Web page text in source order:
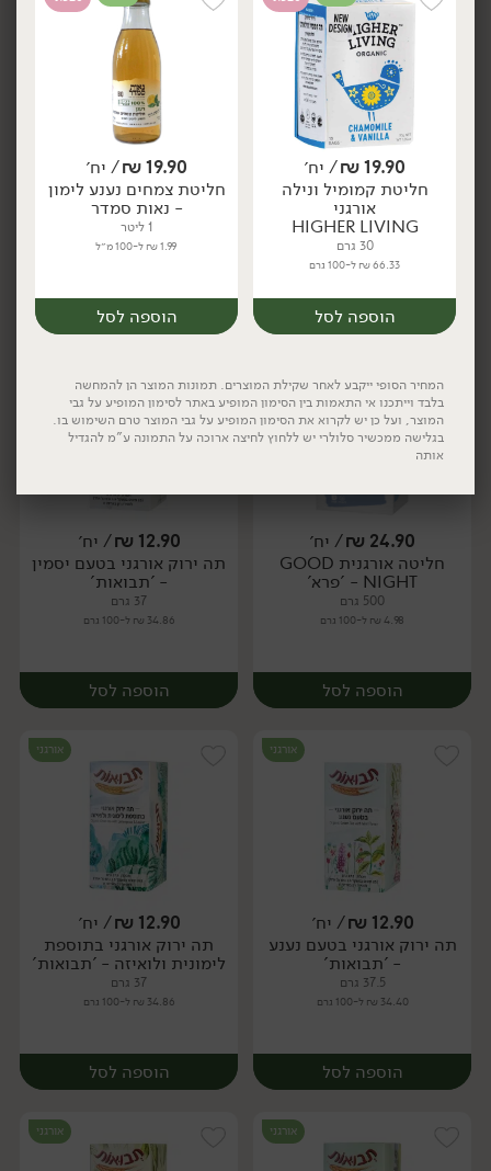
יח׳ יח׳
26.90
₪/ יח׳
תה ירוק אורגני מליסה ויוזו
- 'פרא'
500 גרם
הוספה לסל
יח׳
25.90
₪ / יח׳
חליטה אורגנית נענע מנטה
ולואיזה - 'פרא'
500 גרם
הוספה לסל
יח׳
24.90
₪/ יח׳
חליטה אורגנית GOOD
NIGHT - 'פרא'
500 גרם
4.98 ₪ ל-100 גרם
הוספה לסל
יח׳
12.90
₪/ יח׳
תה ירוק אורגני בטעם יסמין
- 'תבואות'
37 גרם
34.86 ₪ ל-100 גרם
הוספה לסל
יח׳
אורגני
12.90
₪/ יח׳
תה ירוק אורגני בטעם נענע
- 'תבואות'
37.5 גרם
34.40 ₪ ל-100 גרם
הוספה לסל
אורגני
12.90
₪/ יח׳
תה ירוק אורגני בתוספת
לימונית ולואיזה - 'תבואות'
37 גרם
34.86 ₪ ל-100 גרם
הוספה לסל
אורגני אורגני
יח׳ יח׳
19.90
₪/ יח׳
חליטת קמומיל ונילה
אורגני
HIGHER LIVING
30 גרם
66.33 ₪ ל-100 גרם
הוספה לסל
יח׳
19.90
₪/ יח׳
חליטת צמחים נענע לימון
- נאות סמדר
1 ליטר
1.99 ₪ ל-100 מ״ל
הוספה לסל
יח׳
המחיר הסופי ייקבע לאחר שקילת המוצרים. תמונות המוצר הן להמחשה
בלבד וייתכנו אי התאמות בין הסימון המופיע באתר לסימון המופיע על גבי
המוצר, ועל כן יש לקרוא את הסימון המופיע על גבי המוצר טרם השימוש בו.
בגלישה ממכשיר סלולרי יש ללחוץ לחיצה ארוכה על התמונה ע"מ להגדיל
אותה